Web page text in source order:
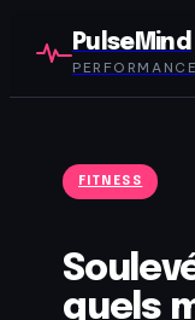
PulseMind
FITNESS
quels